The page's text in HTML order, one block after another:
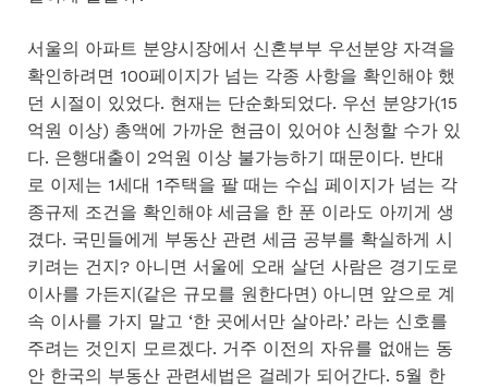
서울의 아파트 분양시장에서 신혼부부 우선분양 자격을
확인하려면 100페이지가 넘는 각종 사항을 확인해야 했
던 시절이 있었다. 현재는 단순화되었다. 우선 분양가(15
억원 이상) 총액에 가까운 현금이 있어야 신청할 수가 있
다. 은행대출이 2억원 이상 불가능하기 때문이다. 반대
로 이제는 1세대 1주택을 팔 때는 수십 페이지가 넘는 각
종규제 조건을 확인해야 세금을 한 푼 이라도 아끼게 생
겼다. 국민들에게 부동산 관련 세금 공부를 확실하게 시
키려는 건지? 아니면 서울에 오래 살던 사람은 경기도로
이사를 가든지(같은 규모를 원한다면) 아니면 앞으로 계
속 이사를 가지 말고 ‘한 곳에서만 살아라.’ 라는 신호를
주려는 것인지 모르겠다. 거주 이전의 자유를 없애는 동
안 한국의 부동산 관련세법은 걸레가 되어간다. 5월 한